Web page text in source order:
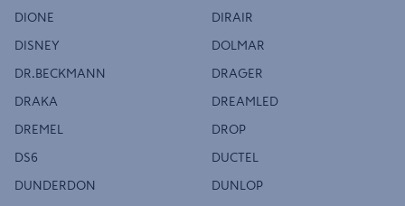
DIONE DIRAIR
DISNEY DOLMAR
DR.BECKMANN DRAGER
DRAKA DREAMLED
DREMEL DROP
DS6 DUCTEL
DUNDERDON DUNLOP